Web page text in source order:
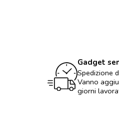
Gadget
Spedizione
Vanno
giorni